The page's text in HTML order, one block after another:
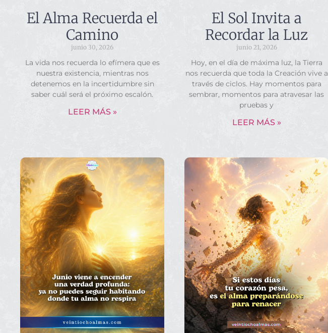
El Alma Recuerda el
Camino
junio 30, 2026
La vida nos recuerda lo efímera que es
nuestra existencia, mientras nos
detenemos en la incertidumbre sin
saber cuál será el próximo escalón.
LEER MÁS »
El Sol Invita a
Recordar la Luz
junio 21, 2026
Hoy, en el día de máxima luz, la Tierra
nos recuerda que toda la Creación vive a
través de ciclos. Hay momentos para
sembrar, momentos para atravesar las
pruebas y
LEER MÁS »